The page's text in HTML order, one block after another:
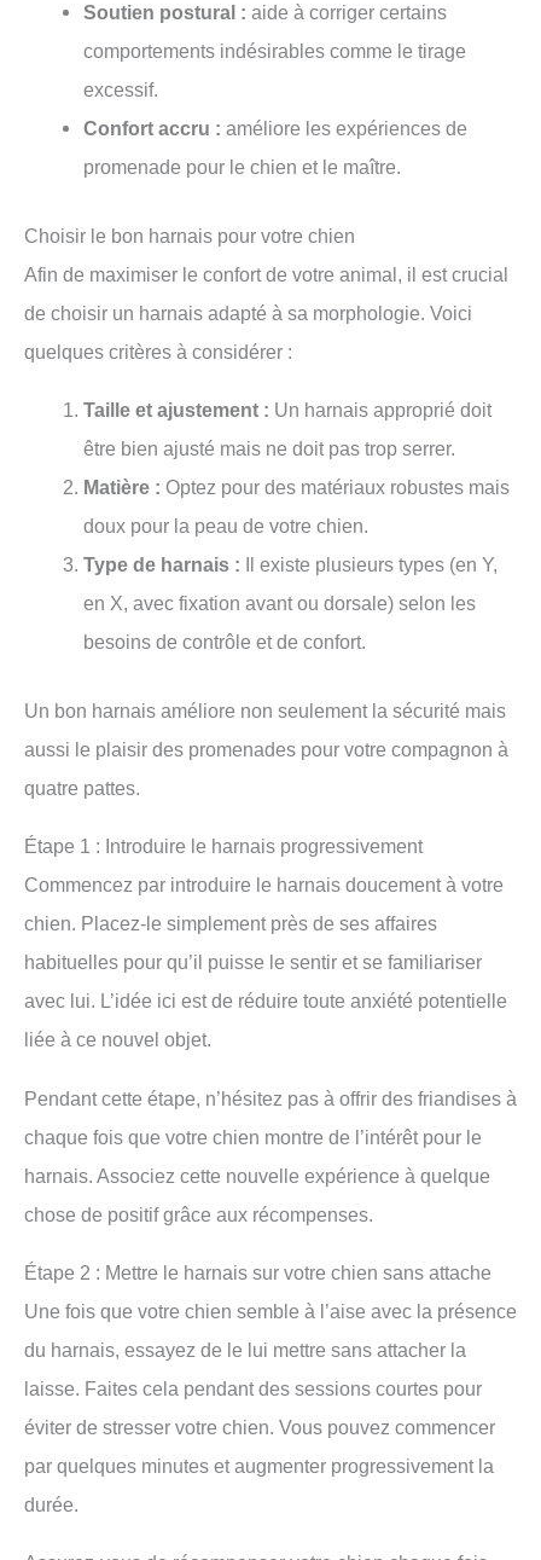
Soutien postural : aide à corriger certains
comportements indésirables comme le tirage
excessif.
Confort accru : améliore les expériences de
promenade pour le chien et le maître.
Choisir le bon harnais pour votre chien
Afin de maximiser le confort de votre animal, il est crucial
de choisir un harnais adapté à sa morphologie. Voici
quelques critères à considérer :
Taille et ajustement : Un harnais approprié doit
être bien ajusté mais ne doit pas trop serrer.
Matière : Optez pour des matériaux robustes mais
doux pour la peau de votre chien.
Type de harnais : Il existe plusieurs types (en Y,
en X, avec fixation avant ou dorsale) selon les
besoins de contrôle et de confort.
Un bon harnais améliore non seulement la sécurité mais
aussi le plaisir des promenades pour votre compagnon à
quatre pattes.
Étape 1 : Introduire le harnais progressivement
Commencez par introduire le harnais doucement à votre
chien. Placez-le simplement près de ses affaires
habituelles pour qu’il puisse le sentir et se familiariser
avec lui. L’idée ici est de réduire toute anxiété potentielle
liée à ce nouvel objet.
Pendant cette étape, n’hésitez pas à offrir des friandises à
chaque fois que votre chien montre de l’intérêt pour le
harnais. Associez cette nouvelle expérience à quelque
chose de positif grâce aux récompenses.
Étape 2 : Mettre le harnais sur votre chien sans attache
Une fois que votre chien semble à l’aise avec la présence
du harnais, essayez de le lui mettre sans attacher la
laisse. Faites cela pendant des sessions courtes pour
éviter de stresser votre chien. Vous pouvez commencer
par quelques minutes et augmenter progressivement la
durée.